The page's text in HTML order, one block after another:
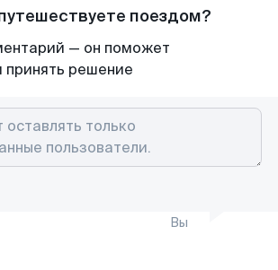
поездом?
— он поможет
принять решение
Вы